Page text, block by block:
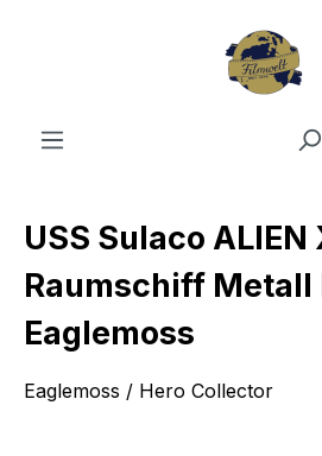
USS Sulaco ALIEN
Raumschiff Metall
Eaglemoss
Eaglemoss / Hero Collector